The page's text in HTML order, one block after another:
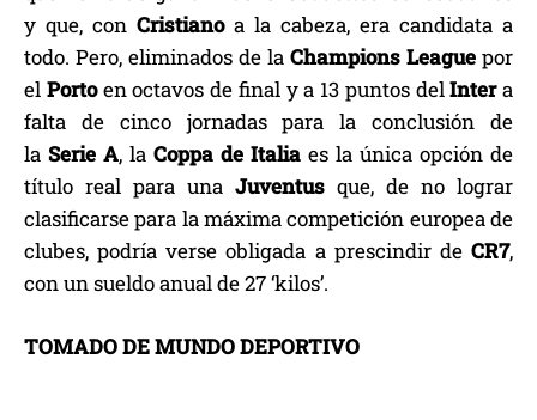
y que, con Cristiano a la cabeza, era candidata a
todo. Pero, eliminados de la Champions League por
el Portoen octavos de final y a 13 puntos delIntera
falta de cinco jornadas para la conclusión de
la Serie A, la Coppa de Italia es la única opción de
título real para una Juventus que, de no lograr
clasificarse para la máxima competición europea de
clubes, podría verse obligada a prescindir de CR7,
con un sueldo anual de 27 ‘kilos’.
TOMADO DE MUNDO DEPORTIVO